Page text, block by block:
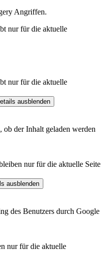
Angriffen.
nur für die aktuelle
nur für die aktuelle
ausblenden
ob der Inhalt geladen werden
nur für die aktuelle Seite
ausblenden
des Benutzers durch Google
nur für die aktuelle